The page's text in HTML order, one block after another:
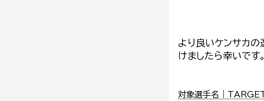
より良いケンサカ
けましたら幸いです。
対象選手名｜